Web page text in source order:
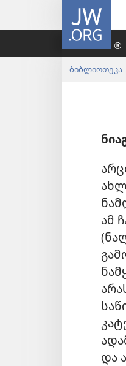
JW.ORG
ბიბლიოთეკა
ამ
და